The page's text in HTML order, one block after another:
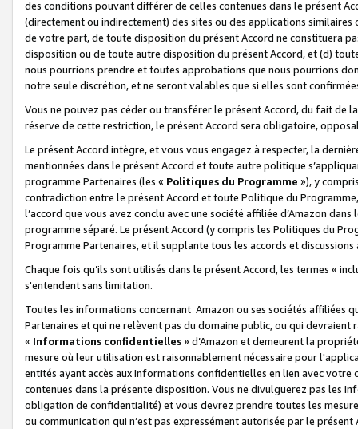
des conditions pouvant différer de celles contenues dans le présent
(directement ou indirectement) des sites ou des applications
de votre part, de toute disposition du présent Accord ne constituera
disposition ou de toute autre disposition du présent Accord, et (d)
nous pourrions prendre et toutes approbations que nous pourrions
notre seule discrétion, et ne seront valables que si elles sont
Vous ne pouvez pas céder ou transférer le présent Accord, du fait de
réserve de cette restriction, le présent Accord sera obligatoire,
Le présent Accord intègre, et vous vous engagez à respecter, la
mentionnées dans le présent Accord et toute autre politique
programme Partenaires (les « Politiques du Programme »), y
contradiction entre le présent Accord et toute Politique du
l’accord que vous avez conclu avec une société affiliée d’Amazon
programme séparé. Le présent Accord (y compris les Politiques du
Programme Partenaires, et il supplante tous les accords et discussions
Chaque fois qu’ils sont utilisés dans le présent Accord, les termes «
s'entendent sans limitation.
Toutes les informations concernant Amazon ou ses sociétés affiliées
Partenaires et qui ne relèvent pas du domaine public, ou qui
« Informations confidentielles» d’Amazon et demeurent la
mesure où leur utilisation est raisonnablement nécessaire pour
entités ayant accès aux Informations confidentielles en lien avec
contenues dans la présente disposition. Vous ne divulguerez pas les
obligation de confidentialité) et vous devrez prendre toutes les
ou communication qui n’est pas expressément autorisée par le